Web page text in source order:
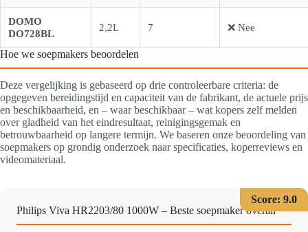
DOMO
DO728BL
2,2L 7 ❌ Nee
Hoe we soepmakers beoordelen
Deze vergelijking is gebaseerd op drie controleerbare criteria: de
opgegeven bereidingstijd en capaciteit van de fabrikant, de actuele prijs
en beschikbaarheid, en – waar beschikbaar – wat kopers zelf melden
over gladheid van het eindresultaat, reinigingsgemak en
betrouwbaarheid op langere termijn. We baseren onze beoordeling van
soepmakers op grondig onderzoek naar specificaties, koperreviews en
videomateriaal.
Score: 9.0
Philips Viva HR2203/80 1000W – Beste soepmaker overall